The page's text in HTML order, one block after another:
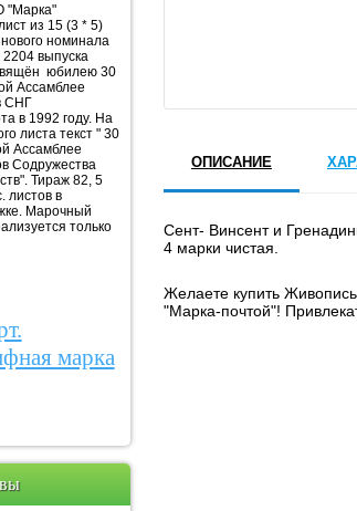
ОПИСАНИЕ
Сент- Винсент и
4 марки чистая.
Желаете купить
"Марка-почтой"!
"Марка"
из 15 (3 * 5)
номинала
выпуска
юбилею 30
Ассамблее
СНГ
в 1992 году. На
листа текст " 30
Ассамблее
Содружества
Тираж 82, 5
листов в
Марочный
только
марка